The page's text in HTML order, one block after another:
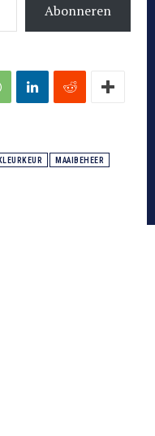
Abonneren
KLEURKEUR MAAIBEHEER